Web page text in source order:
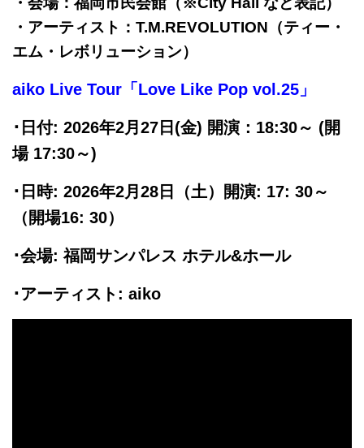
・アーティスト：T.M.REVOLUTION（ティー・
エム・レボリューション）
aiko Live Tour「Love Like Pop vol.25」
･日付: 2026年2月27日(金) 開演：18:30～ (開
場 17:30～)
･日時: 2026年2月28日（土）開演: 17: 30～
（開場16: 30）
･会場: 福岡サンパレス ホテル&ホール
･アーティスト: aiko